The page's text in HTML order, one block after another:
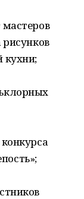
кухни;